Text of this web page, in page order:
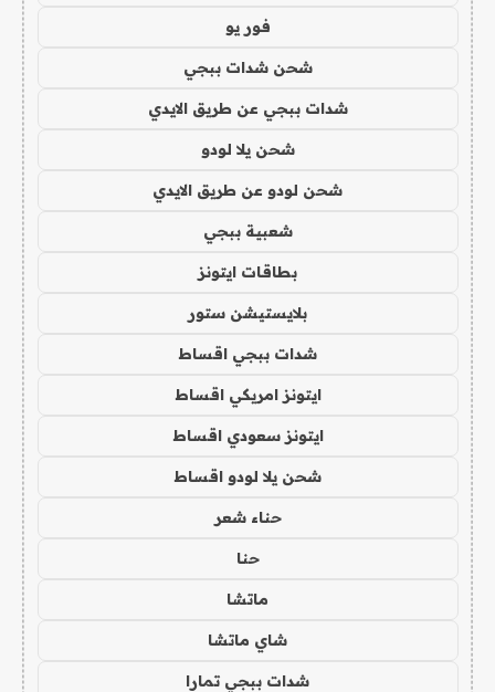
فور يو
شحن شدات ببجي
شدات ببجي عن طريق الايدي
شحن يلا لودو
شحن لودو عن طريق الايدي
شعبية ببجي
بطاقات ايتونز
بلايستيشن ستور
شدات ببجي اقساط
ايتونز امريكي اقساط
ايتونز سعودي اقساط
شحن يلا لودو اقساط
حناء شعر
حنا
ماتشا
شاي ماتشا
شدات ببجي تمارا